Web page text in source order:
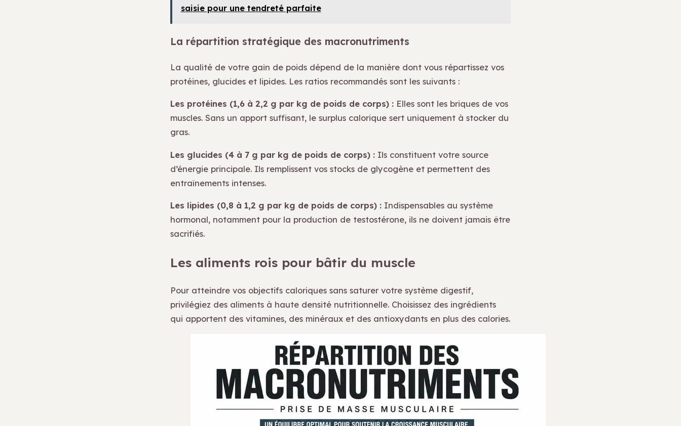
saisie pour une tendreté parfaite
La répartition stratégique des macronutriments
La qualité de votre gain de poids dépend de la manière dont vous répartissez vos
protéines, glucides et lipides. Les ratios recommandés sont les suivants :
Les protéines (1,6 à 2,2 g par kg de poids de corps) : Elles sont les briques de vos
muscles. Sans un apport suffisant, le surplus calorique sert uniquement à stocker du
gras.
Les glucides (4 à 7 g par kg de poids de corps) : Ils constituent votre source
d’énergie principale. Ils remplissent vos stocks de glycogène et permettent des
entraînements intenses.
Les lipides (0,8 à 1,2 g par kg de poids de corps) : Indispensables au système
hormonal, notamment pour la production de testostérone, ils ne doivent jamais être
sacrifiés.
Les aliments rois pour bâtir du muscle
Pour atteindre vos objectifs caloriques sans saturer votre système digestif,
privilégiez des aliments à haute densité nutritionnelle. Choisissez des ingrédients
qui apportent des vitamines, des minéraux et des antioxydants en plus des calories.